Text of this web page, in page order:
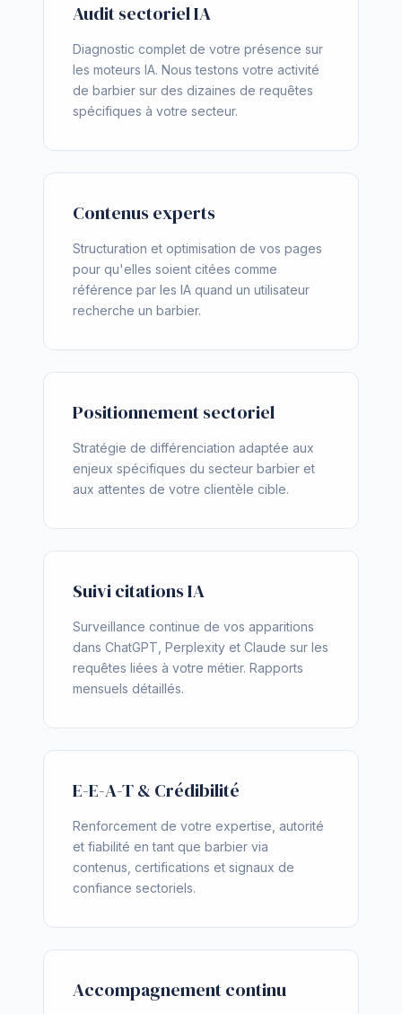
Audit sectoriel IA
Diagnostic complet de votre présence sur
les moteurs IA. Nous testons votre activité
de barbier sur des dizaines de requêtes
spécifiques à votre secteur.
Contenus experts
Structuration et optimisation de vos pages
pour qu'elles soient citées comme
référence par les IA quand un utilisateur
recherche un barbier.
Positionnement sectoriel
Stratégie de différenciation adaptée aux
enjeux spécifiques du secteur barbier et
aux attentes de votre clientèle cible.
Suivi citations IA
Surveillance continue de vos apparitions
dans ChatGPT, Perplexity et Claude sur les
requêtes liées à votre métier. Rapports
mensuels détaillés.
E-E-A-T & Crédibilité
Renforcement de votre expertise, autorité
et fiabilité en tant que barbier via
contenus, certifications et signaux de
confiance sectoriels.
Accompagnement continu